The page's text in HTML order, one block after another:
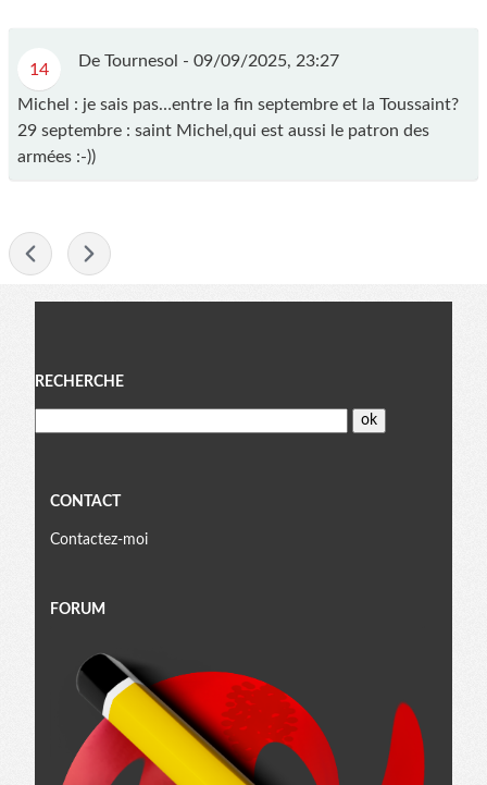
14 De Tournesol - 09/09/2025, 23:27
Michel : je sais pas…entre la fin septembre et la Toussaint?
29 septembre : saint Michel,qui est aussi le patron des
armées :-))
Menu
RECHERCHE
CONTACT
Contactez-moi
FORUM